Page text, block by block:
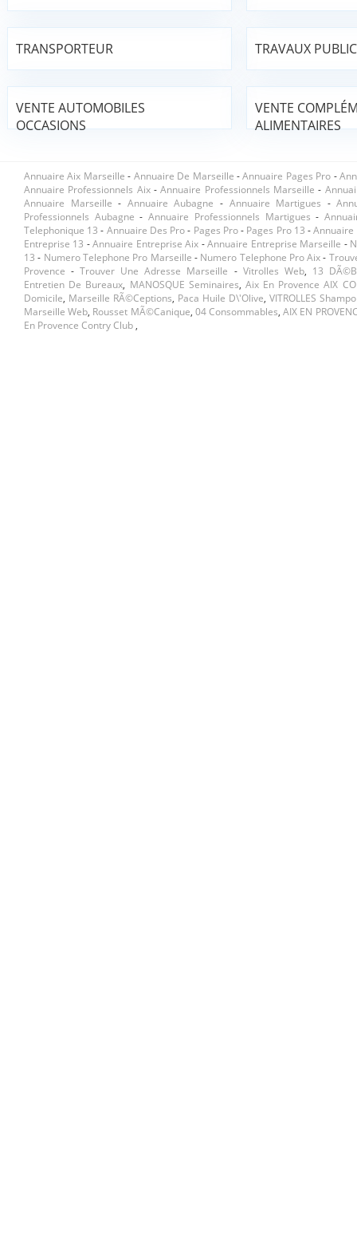
TRANSPORTEUR TRAVAUX
VENTE AUTOMOBILES
OCCASIONS
VENTE
ALIMENTAIRES
Annuaire Aix Marseille - Annuaire De Marseille -Annuaire Pages Pro -
Annuaire Professionnels Aix -Annuaire Professionnels Marseille -
Annuaire Marseille - Annuaire Aubagne - Annuaire Martigues -
Professionnels Aubagne -Annuaire Professionnels Martigues -
Telephonique 13 - Annuaire Des Pro- Pages Pro- Pages Pro 13 -Annuaire
Entreprise 13 -Annuaire Entreprise Aix -Annuaire Entreprise Marseille -
13 - Numero Telephone Pro Marseille - Numero Telephone Pro Aix-
Provence -Trouver Une Adresse Marseille - Vitrolles Web, 13
Entretien De Bureaux, MANOSQUE Seminaires, Aix En Provence AIX
Domicile, Marseille RÃ©ceptions, Paca Huile D\'olive, VITROLLES
Marseille Web, Rousset MÃ©canique, 04 Consommables,AIX EN
En Provence Contry Club ,